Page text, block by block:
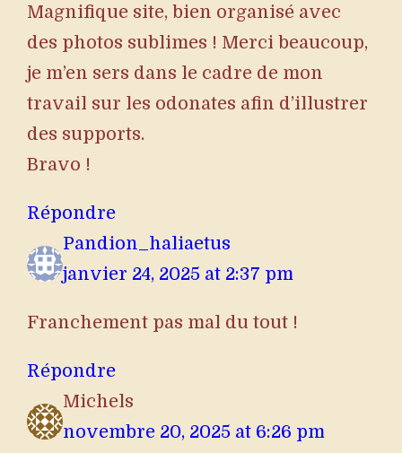
Magnifique site, bien organisé avec
des photos sublimes ! Merci beaucoup,
je m’en sers dans le cadre de mon
travail sur les odonates afin d’illustrer
des supports.
Bravo !
Répondre
Pandion_haliaetus
janvier 24, 2025 at 2:37 pm
Franchement pas mal du tout !
Répondre
Michels
novembre 20, 2025 at 6:26 pm